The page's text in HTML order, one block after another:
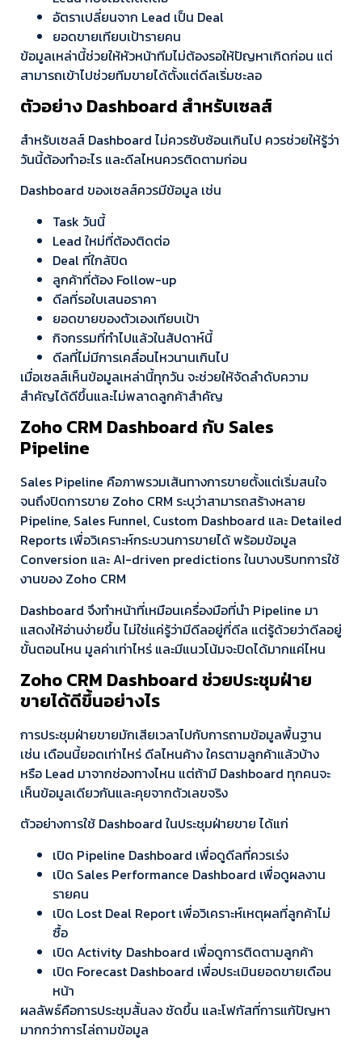
อัตราเปลี่ยนจาก Lead เป็น Deal
ยอดขายเทียบเป้ารายคน
ข้อมูลเหล่านี้ช่วยให้หัวหน้าทีมไม่ต้องรอให้ปัญหาเกิดก่อน แต่
สามารถเข้าไปช่วยทีมขายได้ตั้งแต่ดีลเริ่มชะลอ
ตัวอย่าง Dashboard สำหรับเซลส์
สำหรับเซลส์ Dashboard ไม่ควรซับซ้อนเกินไป ควรช่วยให้รู้ว่า
วันนี้ต้องทำอะไร และดีลไหนควรติดตามก่อน
Dashboard ของเซลส์ควรมีข้อมูล เช่น
Task วันนี้
Lead ใหม่ที่ต้องติดต่อ
Deal ที่ใกล้ปิด
ลูกค้าที่ต้อง Follow-up
ดีลที่รอใบเสนอราคา
ยอดขายของตัวเองเทียบเป้า
กิจกรรมที่ทำไปแล้วในสัปดาห์นี้
ดีลที่ไม่มีการเคลื่อนไหวนานเกินไป
เมื่อเซลส์เห็นข้อมูลเหล่านี้ทุกวัน จะช่วยให้จัดลำดับความ
สำคัญได้ดีขึ้นและไม่พลาดลูกค้าสำคัญ
Zoho CRM Dashboard กับ Sales
Pipeline
Sales Pipeline คือภาพรวมเส้นทางการขายตั้งแต่เริ่มสนใจ
จนถึงปิดการขาย Zoho CRM ระบุว่าสามารถสร้างหลาย
Pipeline, Sales Funnel, Custom Dashboard และ Detailed
Reports เพื่อวิเคราะห์กระบวนการขายได้ พร้อมข้อมูล
Conversion และ AI-driven predictions ในบางบริบทการใช้
งานของ Zoho CRM
Dashboard จึงทำหน้าที่เหมือนเครื่องมือที่นำ Pipeline มา
แสดงให้อ่านง่ายขึ้น ไม่ใช่แค่รู้ว่ามีดีลอยู่กี่ดีล แต่รู้ด้วยว่าดีลอยู่
ขั้นตอนไหน มูลค่าเท่าไหร่ และมีแนวโน้มจะปิดได้มากแค่ไหน
Zoho CRM Dashboard ช่วยประชุมฝ่าย
ขายได้ดีขึ้นอย่างไร
การประชุมฝ่ายขายมักเสียเวลาไปกับการถามข้อมูลพื้นฐาน
เช่น เดือนนี้ยอดเท่าไหร่ ดีลไหนค้าง ใครตามลูกค้าแล้วบ้าง
หรือ Lead มาจากช่องทางไหน แต่ถ้ามี Dashboard ทุกคนจะ
เห็นข้อมูลเดียวกันและคุยจากตัวเลขจริง
ตัวอย่างการใช้ Dashboard ในประชุมฝ่ายขาย ได้แก่
เปิด Pipeline Dashboard เพื่อดูดีลที่ควรเร่ง
เปิด Sales Performance Dashboard เพื่อดูผลงาน
รายคน
เปิด Lost Deal Report เพื่อวิเคราะห์เหตุผลที่ลูกค้าไม่
ซื้อ
เปิด Activity Dashboard เพื่อดูการติดตามลูกค้า
เปิด Forecast Dashboard เพื่อประเมินยอดขายเดือน
หน้า
ผลลัพธ์คือการประชุมสั้นลง ชัดขึ้น และโฟกัสที่การแก้ปัญหา
มากกว่าการไล่ถามข้อมูล